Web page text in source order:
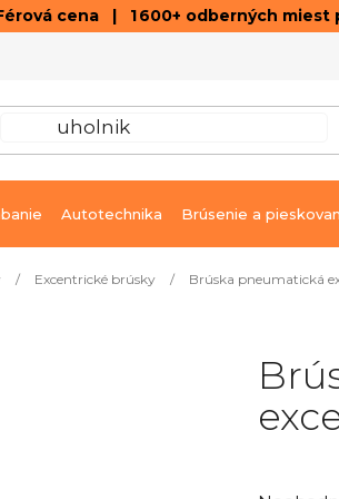
cena | 1 600+ odberných miest
Autotechnika Brúsenie a
/ Excentrické brúsky / Brúska pneumatická